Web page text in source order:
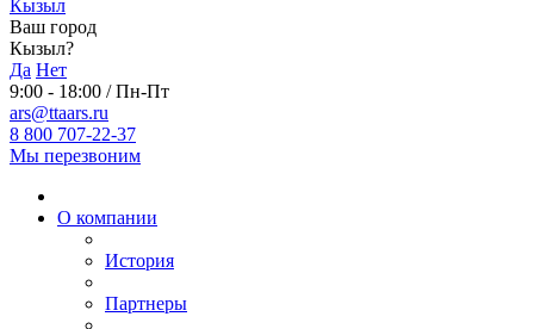
Кызыл
Ваш город
Кызыл?
Да Нет
9:00 - 18:00 / Пн-Пт
ars@ttaars.ru
8 800 707-22-37
Мы перезвоним
О компании
История
Партнеры